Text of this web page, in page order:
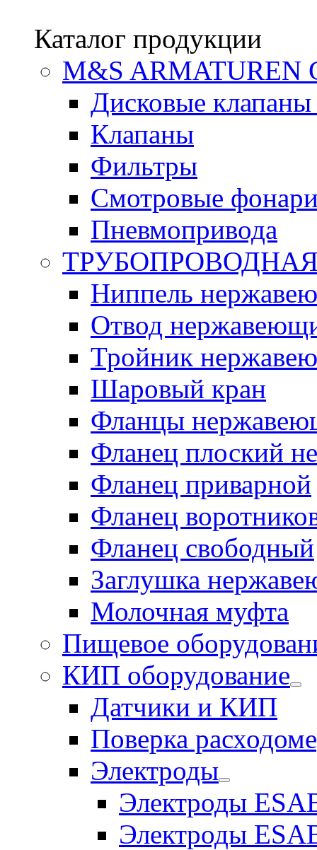
Каталог продукции
М&S ARMATUREN
Дисковые
Клапаны
Фильтры
Смотровые
Пневмопривода
Ниппель
Отвод
Тройник
Шаровый кран
Фланцы
Фланец плоский
Фланец приварной
Фланец
Фланец свободный
Заглушка
Молочная муфта
Пищевое
КИП оборудование
Датчики и КИП
Поверка
Электроды
Электроды
Электроды